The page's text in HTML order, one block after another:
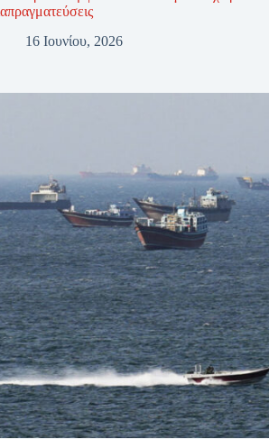
16 Ιουνίου, 2026